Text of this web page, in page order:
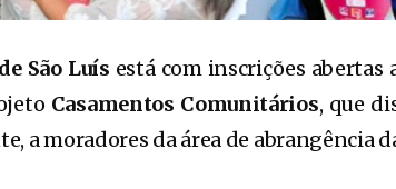
São Luís está com inscrições abertas
Casamentos Comunitários, que
a moradores da área de abrangência